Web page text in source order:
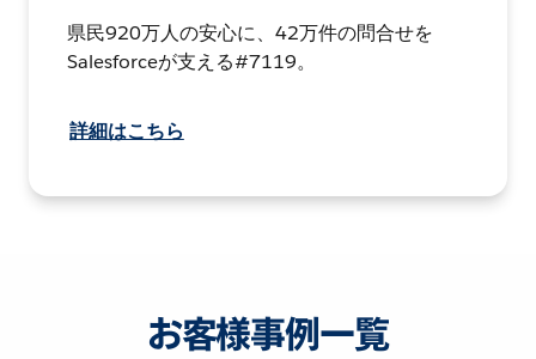
県民920万人の安心に、42万件の問合せを
Salesforceが支える#7119。
詳細はこちら
お客様事例一覧